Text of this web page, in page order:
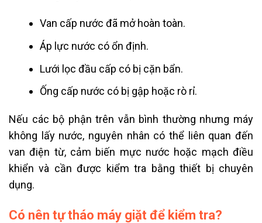
Van cấp nước đã mở hoàn toàn.
Áp lực nước có ổn định.
Lưới lọc đầu cấp có bị cặn bẩn.
Ống cấp nước có bị gập hoặc rò rỉ.
Nếu các bộ phận trên vẫn bình thường nhưng máy
không lấy nước, nguyên nhân có thể liên quan đến
van điện từ, cảm biến mực nước hoặc mạch điều
khiển và cần được kiểm tra bằng thiết bị chuyên
dụng.
Có nên tự tháo máy giặt để kiểm tra?